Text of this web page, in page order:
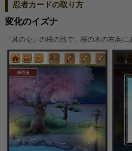
忍者カードの取り方
変化のイズナ
『其の壱』の桜の池で、桜の木の右奥に